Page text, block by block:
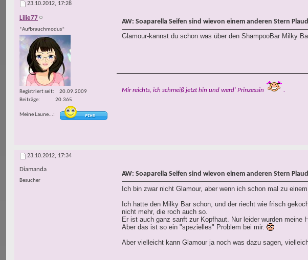
23.10.2012, 17:28
Lilie77
*Aufbrauchmodus*
Registriert seit
20.09.2009
Beiträge
20.365
Meine Laune...
AW: Soaparella Seifen sind wievon einem anderen Stern
Glamour-kannst du schon was über den ShampooBar Milky
Mir reichts, ich schmeiß jetzt hin und werd' Prinzessin .
23.10.2012, 17:34
Diamanda
Besucher
AW: Soaparella Seifen sind wievon einem anderen Stern
Ich bin zwar nicht Glamour, aber wenn ich schon mal zu
Ich hatte den Milky Bar schon, und der riecht wie frisch
nicht mehr, die roch auch so.
Er ist auch ganz sanft zur Kopfhaut. Nur leider wurden meine
Aber das ist so ein "spezielles" Problem bei mir.
Aber vielleicht kann Glamour ja noch was dazu sagen,